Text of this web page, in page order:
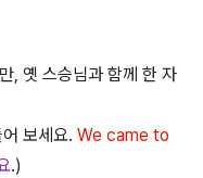
, 옛 스승님과 함께 한 자
보세요. We came to
.)